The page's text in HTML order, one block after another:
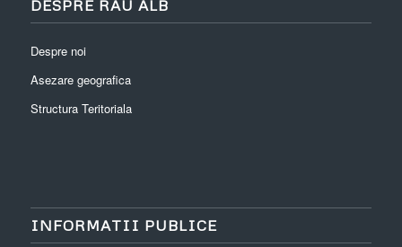
DESPRE RÂU ALB
Despre noi
Asezare geografica
Structura Teritoriala
INFORMATII PUBLICE